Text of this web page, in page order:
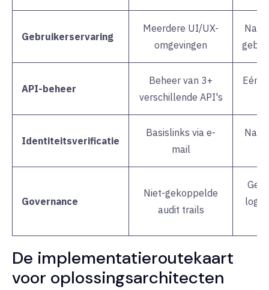
Gebruikerservaring
Meerdere UI/UX-
omgevingen
API-beheer
Beheer van 3+
verschillende API's
Eén
Identiteitsverificatie
Basislinks via e-
mail
Governance
Niet-gekoppelde
audit trails
De implementatieroutekaart
voor oplossingsarchitecten